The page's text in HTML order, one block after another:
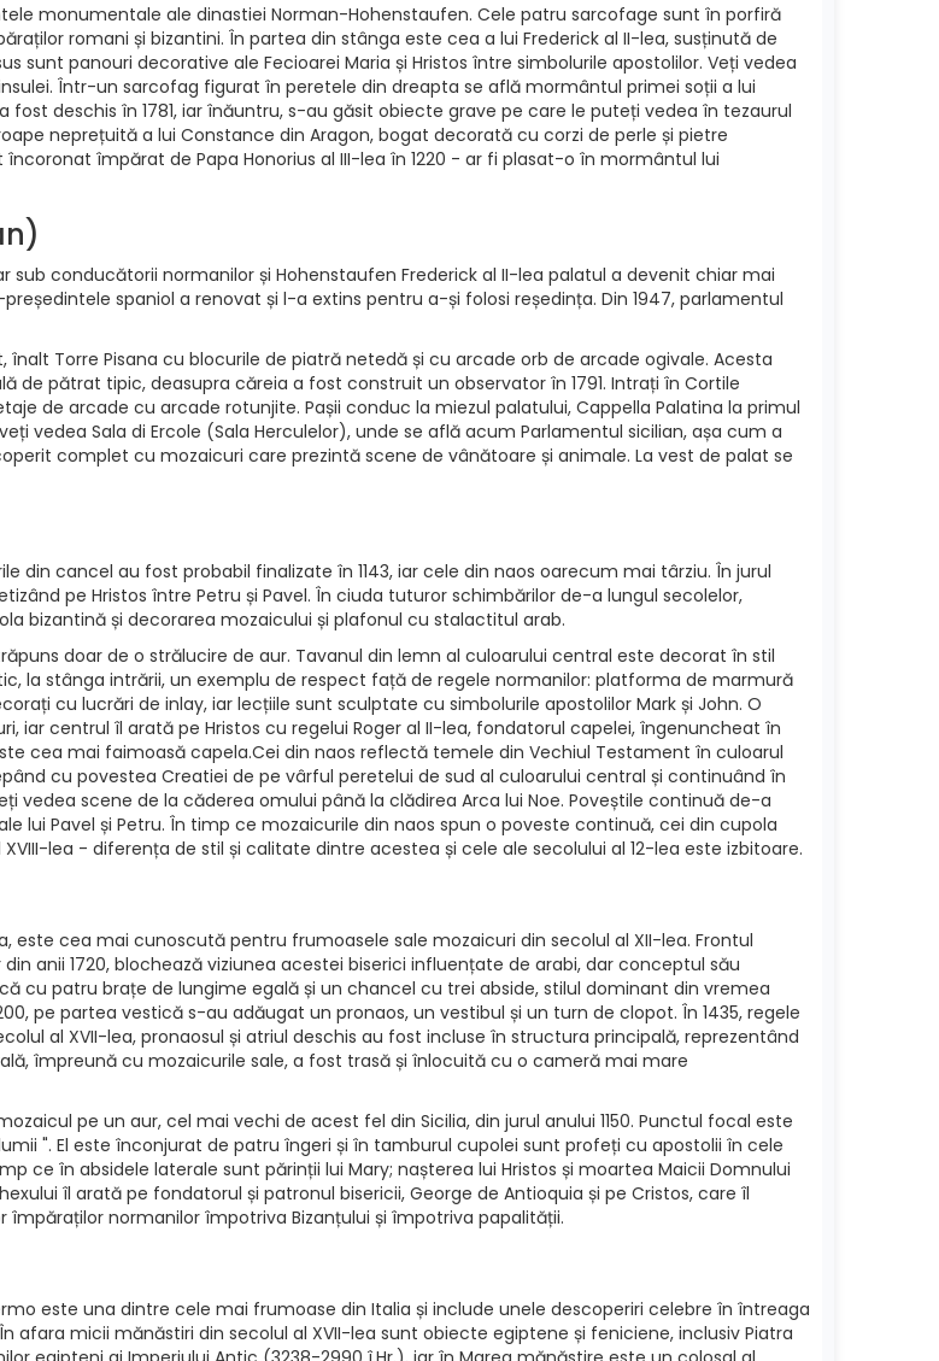
monumentale ale dinastiei Norman-Hohenstaufen. Cele patru sarcofage sunt în porfiră
romani și bizantini. În partea din stânga este cea a lui Frederick al II-lea, susținută de
sunt panouri decorative ale Fecioarei Maria și Hristos între simbolurile apostolilor. Veți vedea
Într-un sarcofag figurat în peretele din dreapta se află mormântul primei soții a lui
fost deschis în 1781, iar înăuntru, s-au găsit obiecte grave pe care le puteți vedea în tezaurul
neprețuită a lui Constance din Aragon, bogat decorată cu corzi de perle și pietre
împărat de Papa Honorius al III-lea în 1220 - ar fi plasat-o în mormântul lui
conducătorii normanilor și Hohenstaufen Frederick al II-lea palatul a devenit chiar mai
spaniol a renovat și l-a extins pentru a-și folosi reședința. Din 1947, parlamentul
Torre Pisana cu blocurile de piatră netedă și cu arcade orb de arcade ogivale. Acesta
de pătrat tipic, deasupra căreia a fost construit un observator în 1791. Intrați în Cortile
de arcade cu arcade rotunjite. Pașii conduc la miezul palatului, Cappella Palatina la primul
vedea Sala di Ercole (Sala Herculelor), unde se află acum Parlamentul sicilian, așa cum a
complet cu mozaicuri care prezintă scene de vânătoare și animale. La vest de palat se
din cancel au fost probabil finalizate în 1143, iar cele din naos oarecum mai târziu. În jurul
pe Hristos între Petru și Pavel. În ciuda tuturor schimbărilor de-a lungul secolelor,
bizantină și decorarea mozaicului și plafonul cu stalactitul arab.
doar de o strălucire de aur. Tavanul din lemn al culoarului central este decorat în stil
la stânga intrării, un exemplu de respect față de regele normanilor: platforma de marmură
cu lucrări de inlay, iar lecțiile sunt sculptate cu simbolurile apostolilor Mark și John. O
iar centrul îl arată pe Hristos cu regelui Roger al II-lea, fondatorul capelei, îngenuncheat în
cea mai faimoasă capela.Cei din naos reflectă temele din Vechiul Testament în culoarul
cu povestea Creatiei de pe vârful peretelui de sud al culoarului central și continuând în
vedea scene de la căderea omului până la clădirea Arca lui Noe. Poveștile continuă de-a
lui Pavel și Petru. În timp ce mozaicurile din naos spun o poveste continuă, cei din cupola
lea - diferența de stil și calitate dintre acestea și cele ale secolului al 12-lea este izbitoare.
este cea mai cunoscută pentru frumoasele sale mozaicuri din secolul al XII-lea. Frontul
anii 1720, blochează viziunea acestei biserici influențate de arabi, dar conceptul său
cu patru brațe de lungime egală și un chancel cu trei abside, stilul dominant din vremea
pe partea vestică s-au adăugat un pronaos, un vestibul și un turn de clopot. În 1435, regele
al XVII-lea, pronaosul și atriul deschis au fost incluse în structura principală, reprezentând
împreună cu mozaicurile sale, a fost trasă și înlocuită cu o cameră mai mare
pe un aur, cel mai vechi de acest fel din Sicilia, din jurul anului 1150. Punctul focal este
". El este înconjurat de patru îngeri și în tamburul cupolei sunt profeți cu apostolii în cele
ce în absidele laterale sunt părinții lui Mary; nașterea lui Hristos și moartea Maicii Domnului
îl arată pe fondatorul și patronul bisericii, George de Antioquia și pe Cristos, care îl
normanilor împotriva Bizanțului și împotriva papalității.
este una dintre cele mai frumoase din Italia și include unele descoperiri celebre în întreaga
afara micii mănăstiri din secolul al XVII-lea sunt obiecte egiptene și feniciene, inclusiv Piatra